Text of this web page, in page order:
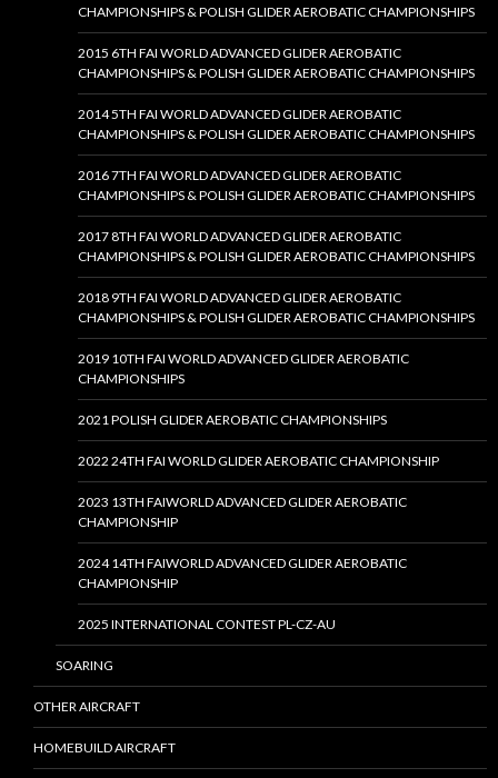
CHAMPIONSHIPS & POLISH GLIDER AEROBATIC CHAMPIONSHIPS
2015 6TH FAI WORLD ADVANCED GLIDER AEROBATIC
CHAMPIONSHIPS & POLISH GLIDER AEROBATIC CHAMPIONSHIPS
2014 5TH FAI WORLD ADVANCED GLIDER AEROBATIC
CHAMPIONSHIPS & POLISH GLIDER AEROBATIC CHAMPIONSHIPS
2016 7TH FAI WORLD ADVANCED GLIDER AEROBATIC
CHAMPIONSHIPS & POLISH GLIDER AEROBATIC CHAMPIONSHIPS
2017 8TH FAI WORLD ADVANCED GLIDER AEROBATIC
CHAMPIONSHIPS & POLISH GLIDER AEROBATIC CHAMPIONSHIPS
2018 9TH FAI WORLD ADVANCED GLIDER AEROBATIC
CHAMPIONSHIPS & POLISH GLIDER AEROBATIC CHAMPIONSHIPS
2019 10TH FAI WORLD ADVANCED GLIDER AEROBATIC
CHAMPIONSHIPS
2021 POLISH GLIDER AEROBATIC CHAMPIONSHIPS
2022 24TH FAI WORLD GLIDER AEROBATIC CHAMPIONSHIP
2023 13TH FAIWORLD ADVANCED GLIDER AEROBATIC
CHAMPIONSHIP
2024 14TH FAIWORLD ADVANCED GLIDER AEROBATIC
CHAMPIONSHIP
2025 INTERNATIONAL CONTEST PL-CZ-AU
SOARING
OTHER AIRCRAFT
HOMEBUILD AIRCRAFT